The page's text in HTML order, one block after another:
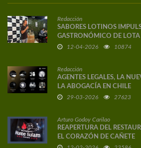
Redacción
SABORES LOTINOS
GASTRONÓMICO DE
DE AUTOR
12-04-2026 10874
Redacción
AGENTES LEGALES, LA
LA ABOGACÍA EN CHILE
29-03-2026 27623
Arturo Godoy Carilao
REAPERTURA DEL
EL CORAZÓN DE CAÑETE